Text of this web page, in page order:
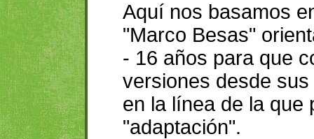
Aquí nos basamos
"Marco Besas"
- 16 años para que
versiones desde
en la línea de la que
"adaptación".